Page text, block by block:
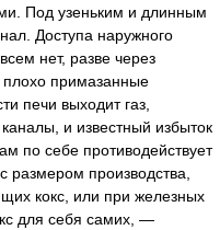
Под узеньким и длинным
Доступа наружного
нет, разве через
примазанные
печи выходит газ,
и известный избыток
по себе противодействует
размером производства,
кокс, или при железных
для себя самих, —